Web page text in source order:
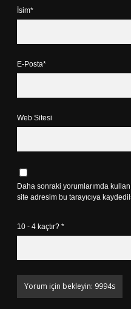
İsim*
E-Posta*
Web Sitesi
Daha sonraki yorumlarımda
site adresim bu tarayıcıya
10 - 4 kaçtır? *